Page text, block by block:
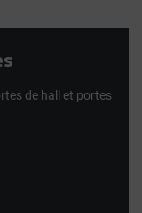
de hall et portes